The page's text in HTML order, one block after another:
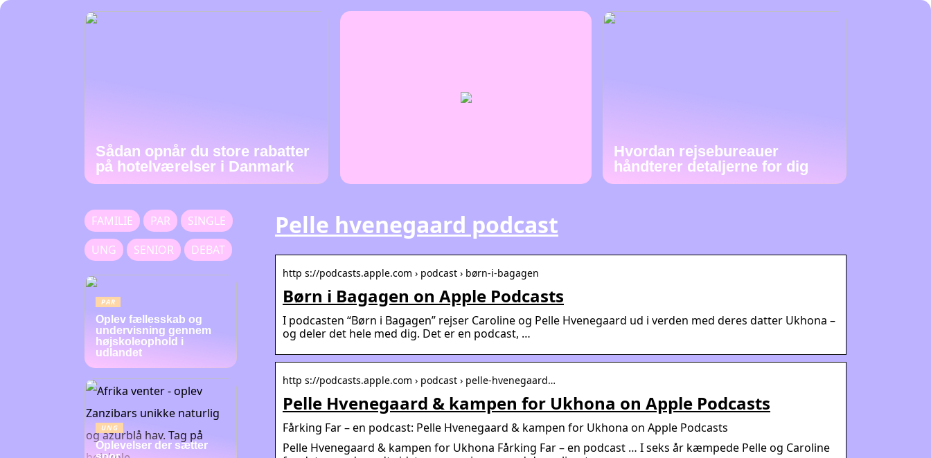
Sådan opnår du store rabatter
på hotelværelser i Danmark
Hvordan rejsebureauer
håndterer detaljerne for dig
Pelle hvenegaard podcast
http s://podcasts.apple.com › podcast › børn-i-bagagen
Børn i Bagagen on Apple Podcasts
I podcasten “Børn i Bagagen” rejser Caroline og Pelle Hvenegaard ud i verden med deres datter Ukhona –
og deler det hele med dig. Det er en podcast, …
http s://podcasts.apple.com › podcast › pelle-hvenegaard…
Pelle Hvenegaard & kampen for Ukhona on Apple Podcasts
‎Fårking Far – en podcast: Pelle Hvenegaard & kampen for Ukhona on Apple Podcasts
Pelle Hvenegaard & kampen for Ukhona Fårking Far – en podcast … I seks år kæmpede Pelle og Caroline
FAMILIE PAR
SINGLE
UNG
SENIOR DEBAT
PAR
Oplev fællesskab og
undervisning gennem
højskoleophold i
udlandet
UNG
Oplevelser der sætter